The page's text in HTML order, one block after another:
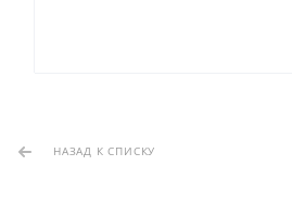
НАЗАД К СПИСКУ